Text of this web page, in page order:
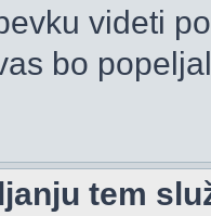
videti
bo
tem